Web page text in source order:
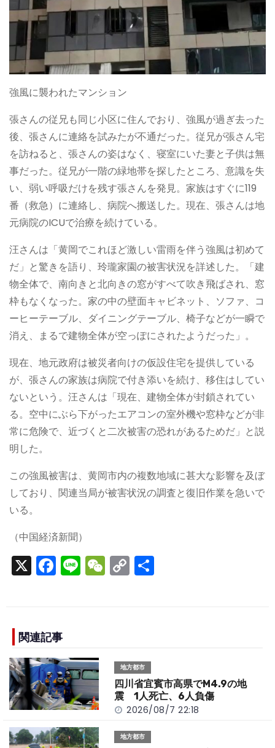
強風に襲われたマンション
張さんの従兄も同じ小区に住んでおり、強風が過ぎ去った
後、張さんに連絡を試みたが不通だった。従兄が張さん宅
を訪ねると、張さんの姿はなく、寝室にいた妻と子供は無
事だった。従兄が一階の緑地帯を探したところ、意識を失
い、弱い呼吸だけを残す張さんを発見。家族はすぐに119
番（救急）に連絡し、病院へ搬送した。現在、張さんは地
元病院のICUで治療を続けている。
汪さんは「黄岡でこれほど激しい雷雨を伴う強風は初めて
だ」と驚きを語り、玲瓏家園の被害状況を詳述した。「建
物全体で、南向きと北向きの窓がすべて吹き飛ばされ、窓
枠もなくなった。家の中の壁面キャビネット、ソファ、コ
ーヒーテーブル、ダイニングテーブル、椅子などが一瞬で
消え、まるで建物全体が空っぽにされたようだった」。
現在、地元政府は被災者向けの仮設住宅を提供している
が、張さんの家族は病院で付き添いを続け、移住はしてい
ないという。汪さんは「現在、建物全体が封鎖されてい
る。空中にぶら下がったエアコンの室外機や窓枠などが非
常に危険で、近づくと二次被害の恐れがあるためだ」と説
明した。
この強風被害は、黄岡市内の複数地域に甚大な影響を及ぼ
しており、関連当局が被害状況の調査と復旧作業を急いで
いる。
（中国経済新聞）
X F
a
e
b
o
o
k
Li
n
W
e
C
o
n
k
関連記事
地方都市
四川省宜賓市高県でM4.9の地
震 1人死亡、6人負傷
2026/08/7 22:18
地方都市